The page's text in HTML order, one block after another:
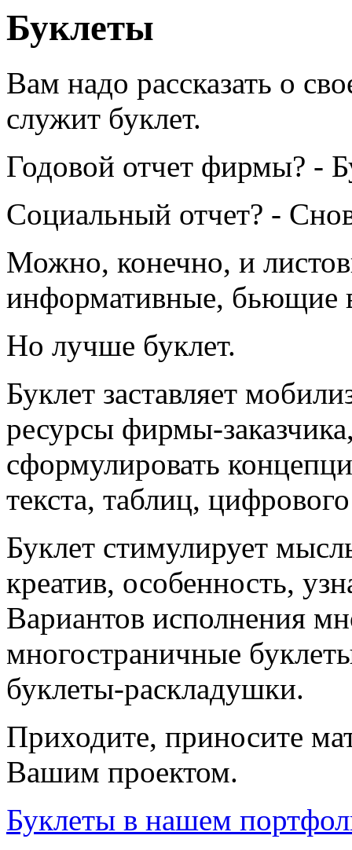
Буклеты
Вам надо рассказать о
служит буклет.
Годовой отчет фирмы? -
Социальный отчет? -
Можно, конечно, и
информативные, бьющие
Но лучше буклет.
Буклет заставляет
ресурсы фирмы-
сформулировать
текста, таблиц,
Буклет стимулирует
креатив, особенность,
Вариантов исполнения
многостраничные
буклеты-раскладушки.
Приходите, приносите
Вашим проектом.
Буклеты в нашем